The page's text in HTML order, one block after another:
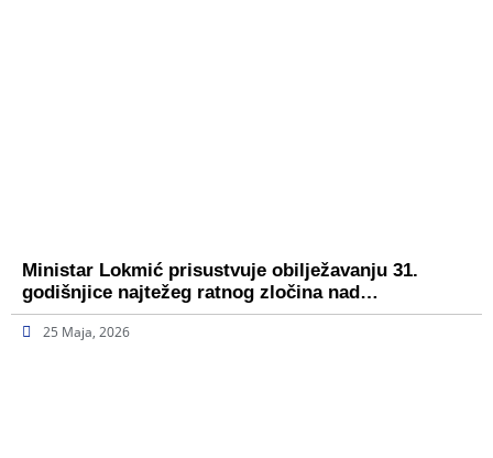
Ministar Lokmić prisustvuje obilježavanju 31.
godišnjice najtežeg ratnog zločina nad…
25 Maja, 2026